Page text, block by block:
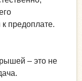
предоплате.
– это не